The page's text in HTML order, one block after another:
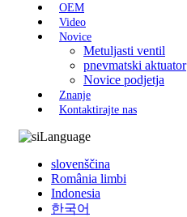
OEM
Video
Novice
Metuljasti ventil
pnevmatski aktuator
Novice podjetja
Znanje
Kontaktirajte nas
Language
slovenščina
România limbi
Indonesia
한국어